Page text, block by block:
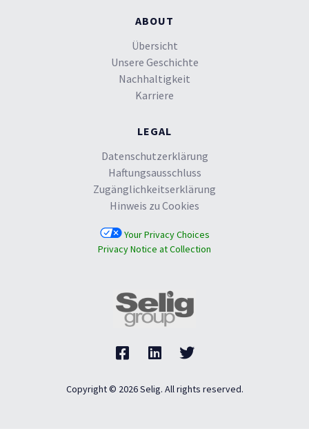
ABOUT
Übersicht
Unsere Geschichte
Nachhaltigkeit
Karriere
LEGAL
Datenschutzerklärung
Haftungsausschluss
Zugänglichkeitserklärung
Hinweis zu Cookies
Your Privacy Choices
Privacy Notice at Collection
Copyright © 2026 Selig. All rights reserved.